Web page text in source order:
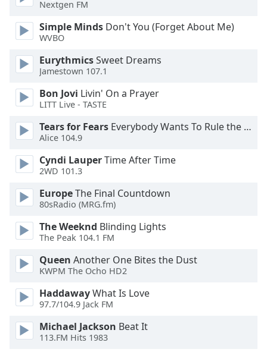
Escape
cancel
and
close
Text
Color
Opacity
Text
Background
Opacity
Caption
Area
Color
Nextgen FM
Simple Minds Don't You (Forget About Me)
WVBO
EurythmicsSweet Dreams
Jamestown 107.1
Bon Jovi Livin' On a Prayer
LITT Live - TASTE
Tears for Fears Everybody Wants To Rule the World
Alice 104.9
Cyndi LauperTime After Time
2WD 101.3
EuropeThe Final Countdown
80sRadio (MRG.fm)
The Weeknd Blinding Lights
The Peak 104.1 FM
Queen Another One Bites the Dust
KWPM The Ocho HD2
HaddawayWhat Is Love
97.7/104.9 Jack FM
Michael Jackson Beat It
113.FM Hits 1983